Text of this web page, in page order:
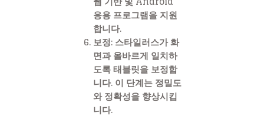
응용 프로그램을 지원
합니다.
보정: 스타일러스가 화
면과 올바르게 일치하
도록 태블릿을 보정합
니다. 이 단계는 정밀도
와 정확성을 향상시킵
니다.